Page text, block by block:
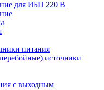
для ИБП 220 В
питания
источники
с выходным